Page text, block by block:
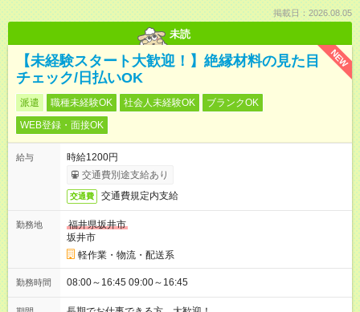
掲載日：2026.08.05
未読
NEW
【未経験スタート大歓迎！】絶縁材料の見た目
チェック/日払いOK
派遣 職種未経験OK 社会人未経験OK
ブランクOK
WEB登録・面接OK
給与
時給1200円
交通費別途支給あり
交通費 交通費規定内支給
勤務地
福井県坂井市
坂井市
軽作業・物流・配送系
勤務時間 08:00～16:45 09:00～16:45